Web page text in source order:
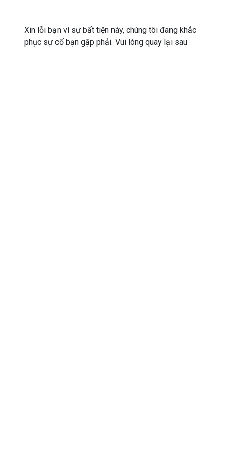
Xin lỗi bạn vì sự bất tiện này, chúng tôi đang khắc
phục sự cố bạn gặp phải. Vui lòng quay lại sau